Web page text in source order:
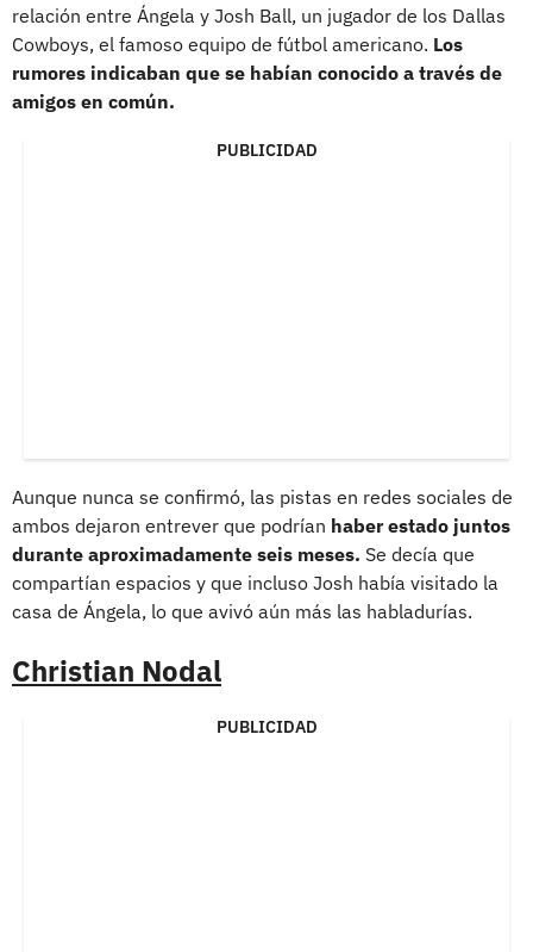
relación entre Ángela y Josh Ball, un jugador de los Dallas
Cowboys, el famoso equipo de fútbol americano. Los
rumores indicaban que se habían conocido a través de
amigos en común.
PUBLICIDAD
Aunque nunca se confirmó, las pistas en redes sociales de
ambos dejaron entrever que podrían haber estado juntos
durante aproximadamente seis meses. Se decía que
compartían espacios y que incluso Josh había visitado la
casa de Ángela, lo que avivó aún más las habladurías.
Christian Nodal
PUBLICIDAD